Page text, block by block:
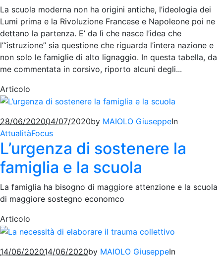
La scuola moderna non ha origini antiche, l’ideologia dei
Lumi prima e la Rivoluzione Francese e Napoleone poi ne
dettano la partenza. E’ da lì che nasce l’idea che
l’“istruzione” sia questione che riguarda l’intera nazione e
non solo le famiglie di alto lignaggio. In questa tabella, da
me commentata in corsivo, riporto alcuni degli...
Articolo
28/06/202004/07/2020by MAIOLO GiuseppeIn
AttualitàFocus
L’urgenza di sostenere la
famiglia e la scuola
La famiglia ha bisogno di maggiore attenzione e la scuola
di maggiore sostegno economco
Articolo
14/06/202014/06/2020by MAIOLO GiuseppeIn